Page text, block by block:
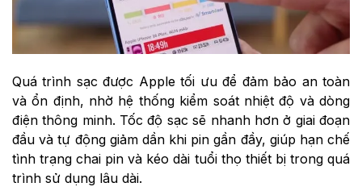
Quá trình sạc được Apple tối ưu để đảm bảo an toàn
và ổn định, nhờ hệ thống kiểm soát nhiệt độ và dòng
điện thông minh. Tốc độ sạc sẽ nhanh hơn ở giai đoạn
đầu và tự động giảm dần khi pin gần đầy, giúp hạn chế
tình trạng chai pin và kéo dài tuổi thọ thiết bị trong quá
trình sử dụng lâu dài.